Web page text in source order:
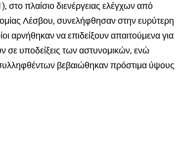
στο πλαίσιο διενέργειας ελέγχων από
Λέσβου, συνελήφθησαν στην ευρύτερη
αρνήθηκαν να επιδείξουν απαιτούμενα για
σε υποδείξεις των αστυνομικών, ενώ
βεβαιώθηκαν πρόστιμα ύψους